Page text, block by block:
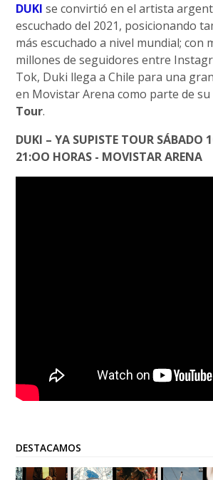
DUKI se convirtió en el artista
escuchado del 2021, posicionando
más escuchado a nivel mundial; con
millones de seguidores entre
Tok, Duki llega a Chile para una
en Movistar Arena como parte de
Tour.
DUKI – YA SUPISTE TOUR SÁBADO
21:OO HORAS - MOVISTAR ARENA
DESTACAMOS